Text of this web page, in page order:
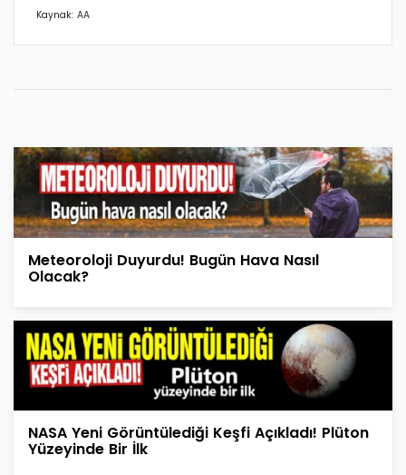
Kaynak: AA
Meteoroloji Duyurdu! Bugün Hava Nasıl
Olacak?
NASA Yeni Görüntülediği Keşfi Açıkladı! Plüton
Yüzeyinde Bir İlk